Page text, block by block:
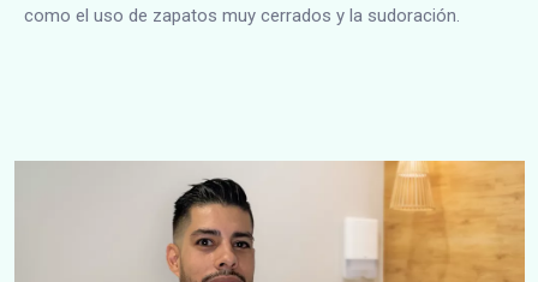
como el uso de zapatos muy cerrados y la sudoración.